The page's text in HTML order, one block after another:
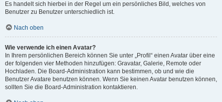
Es handelt sich hierbei in der Regel um ein persönliches Bild, welches von
Benutzer zu Benutzer unterschiedlich ist.
Nach oben
Wie verwende ich einen Avatar?
In Ihrem persönlichen Bereich können Sie unter „Profil“ einen Avatar über eine
der folgenden vier Methoden hinzufügen: Gravatar, Galerie, Remote oder
Hochladen. Die Board-Administration kann bestimmen, ob und wie die
Benutzer Avatare benutzen können. Wenn Sie keinen Avatar benutzen können,
sollten Sie die Board-Administration kontaktieren.